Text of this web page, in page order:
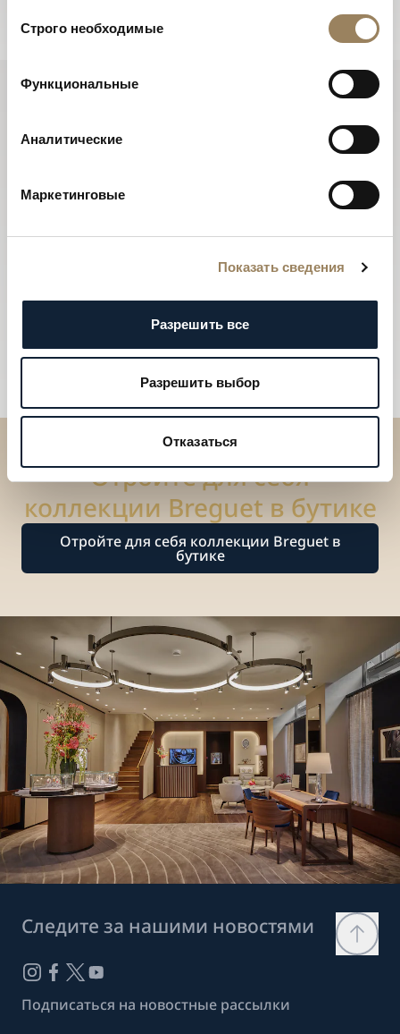
вами их сервисов.
согласия
Строго необходимые
Функциональные
Аналитические
Маркетинговые
Показать сведения
Разрешить все
Разрешить выбор
Отказаться
Отройте для себя
коллекции Breguet в бутике
Отройте для себя коллекции Breguet в
бутике
Следите за нашими новостями
Подписаться на новостные рассылки